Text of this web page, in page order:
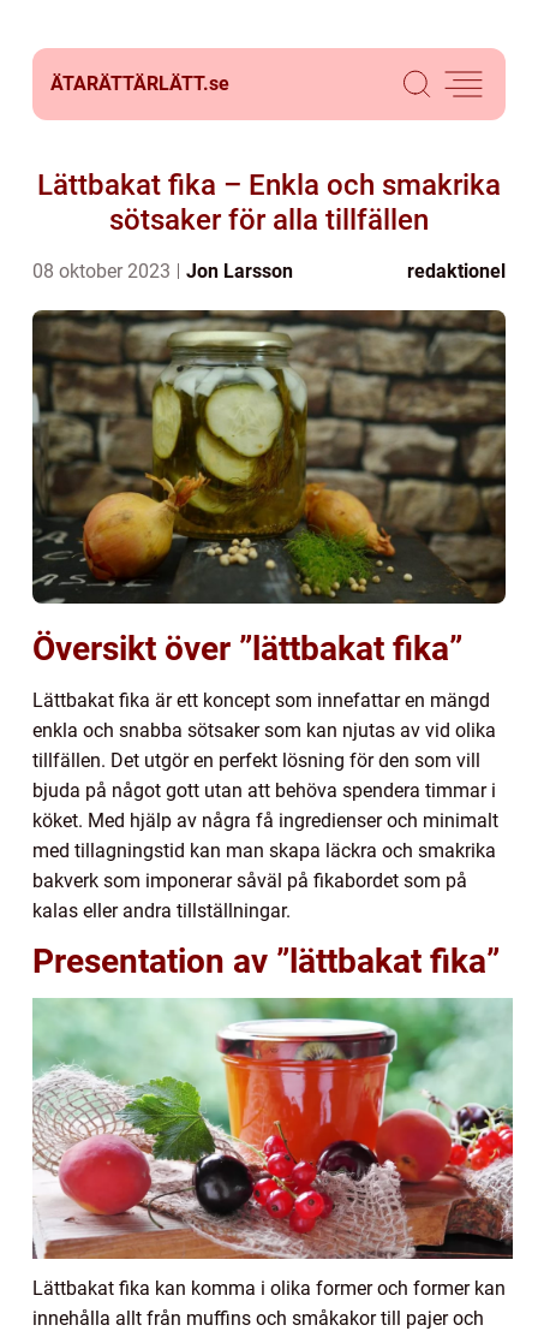
ÄTARÄTTÄRLÄTT.se
Lättbakat fika – Enkla och smakrika
sötsaker för alla tillfällen
08 oktober 2023 Jon Larsson redaktionel
Översikt över ”lättbakat fika”
Lättbakat fika är ett koncept som innefattar en mängd
enkla och snabba sötsaker som kan njutas av vid olika
tillfällen. Det utgör en perfekt lösning för den som vill
bjuda på något gott utan att behöva spendera timmar i
köket. Med hjälp av några få ingredienser och minimalt
med tillagningstid kan man skapa läckra och smakrika
bakverk som imponerar såväl på fikabordet som på
kalas eller andra tillställningar.
Presentation av ”lättbakat fika”
Lättbakat fika kan komma i olika former och former kan
innehålla allt från muffins och småkakor till pajer och